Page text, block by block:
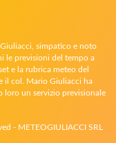
simpatico e noto
le previsioni del tempo a
e la rubrica meteo del
il col. Mario Giuliacci ha
loro un servizio previsionale
- METEOGIULIACCI SRL